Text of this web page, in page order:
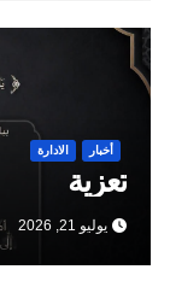
أخبار الادارة
تعزية
يوليو 21, 2026